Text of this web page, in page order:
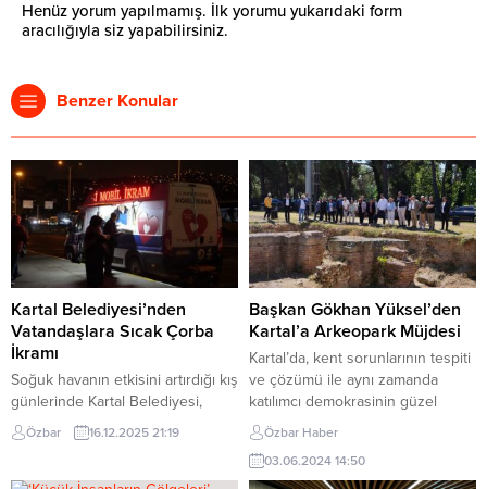
Henüz yorum yapılmamış. İlk yorumu yukarıdaki form
aracılığıyla siz yapabilirsiniz.
Benzer Konular
Kartal Belediyesi’nden
Vatandaşlara Sıcak Çorba
İkramı
Soğuk havanın etkisini artırdığı kış
günlerinde Kartal Belediyesi,
sabah erken saatlerde yola çıkan
vatandaşlar için ilçenin farklı
Özbar 16.12.2025 21:19
Başkan Gökhan Yüksel’den
Kartal’a Arkeopark Müjdesi
Kartal’da, kent sorunlarının tespiti
ve çözümü ile aynı zamanda
katılımcı demokrasinin güzel
bir örneği olarak, her ayın ilk
Cumartesi günü gerçekleştirilen
Muhtarlar Toplantısı’nın
Özbar Haber
03.06.2024 14:50